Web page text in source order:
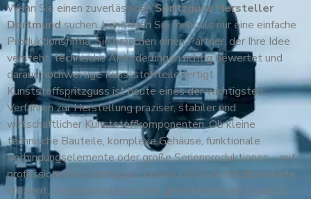
Wenn Sie einen zuverlässigenSpritzguss Hersteller
Dortmundsuchen, benötigen Sie mehr als nur eine einfache
Produktionsfirma. Sie brauchen einen Partner, der Ihre Idee
versteht, technische Anforderungen richtig bewertet und
daraus hochwertige Kunststoffteile fertigt.
Kunststoffspritzguss ist heute eines der wichtigsten
Verfahren zur Herstellung präziser, stabiler und
wirtschaftlicher Kunststoffkomponenten. Ob kleine
technische Bauteile, komplexe Gehäuse, funktionale
Verbindungselemente oder große Serienproduktionen – mit
professionellem Spritzguss lassen sich Kunststoffprodukte
effizient, wiederholgenau und in gleichbleibender Qualität